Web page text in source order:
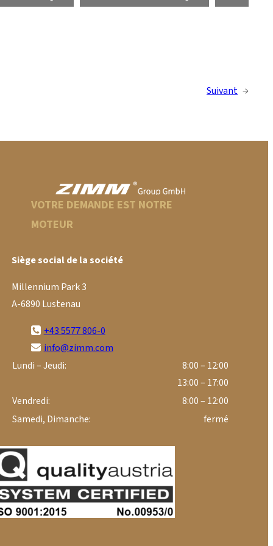
Suivant →
VOTRE DEMANDE EST NOTRE
MOTEUR
Siège social de la société
Millennium Park 3
A-6890 Lustenau
+43 5577 806-0
info@zimm.com
Lundi – Jeudi:
8:00 – 12:00
13:00 – 17:00
Vendredi:
8:00 – 12:00
Samedi, Dimanche:
fermé